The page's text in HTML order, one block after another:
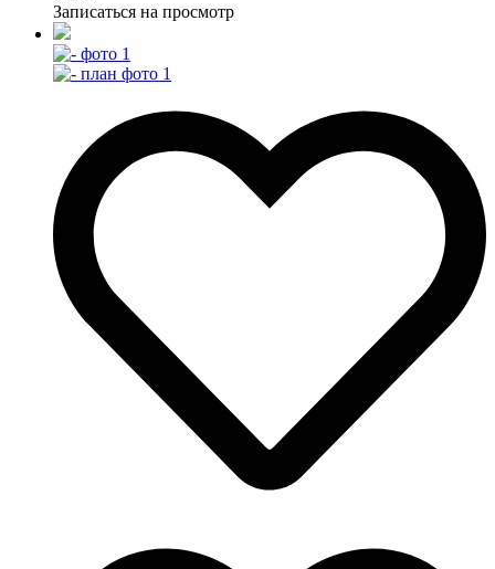
Записаться на просмотр